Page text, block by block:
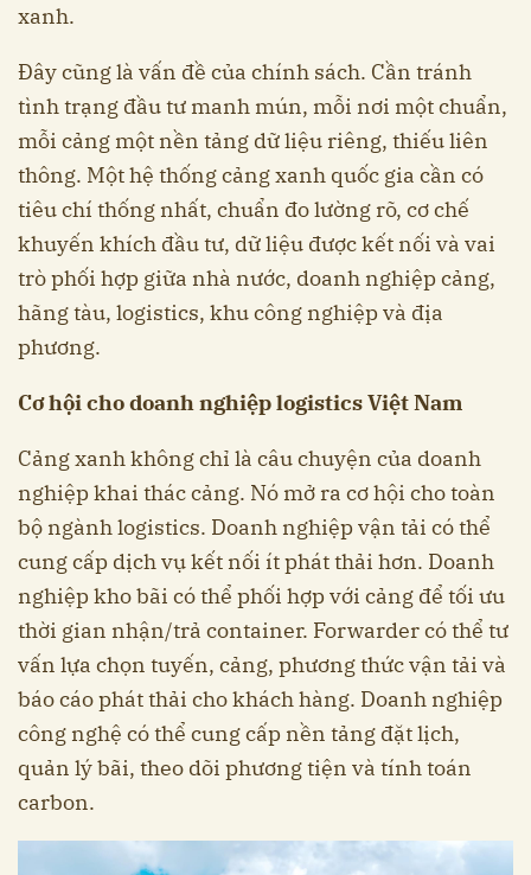
xanh.
Đây cũng là vấn đề của chính sách. Cần tránh
tình trạng đầu tư manh mún, mỗi nơi một chuẩn,
mỗi cảng một nền tảng dữ liệu riêng, thiếu liên
thông. Một hệ thống cảng xanh quốc gia cần có
tiêu chí thống nhất, chuẩn đo lường rõ, cơ chế
khuyến khích đầu tư, dữ liệu được kết nối và vai
trò phối hợp giữa nhà nước, doanh nghiệp cảng,
hãng tàu, logistics, khu công nghiệp và địa
phương.
Cơ hội cho doanh nghiệp logistics Việt Nam
Cảng xanh không chỉ là câu chuyện của doanh
nghiệp khai thác cảng. Nó mở ra cơ hội cho toàn
bộ ngành logistics. Doanh nghiệp vận tải có thể
cung cấp dịch vụ kết nối ít phát thải hơn. Doanh
nghiệp kho bãi có thể phối hợp với cảng để tối ưu
thời gian nhận/trả container. Forwarder có thể tư
vấn lựa chọn tuyến, cảng, phương thức vận tải và
báo cáo phát thải cho khách hàng. Doanh nghiệp
công nghệ có thể cung cấp nền tảng đặt lịch,
quản lý bãi, theo dõi phương tiện và tính toán
carbon.